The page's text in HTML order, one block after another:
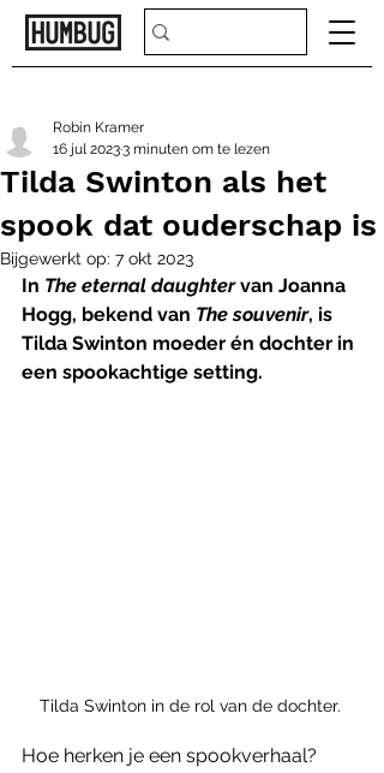
Tilda Swinton als het
spook dat ouderschap is
Robin Kramer
16 jul 20233 minuten om te lezen
Bijgewerkt op: 7 okt 2023
In The eternal daughter van Joanna
Hogg, bekend van The souvenir, is
Tilda Swinton moeder én dochter in
een spookachtige setting.
Tilda Swinton in de rol van de dochter.
Hoe herken je een spookverhaal?